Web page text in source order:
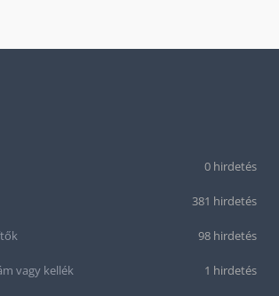
0 hirdetés
381 hirdetés
98 hirdetés
vagy kellék 1 hirdetés